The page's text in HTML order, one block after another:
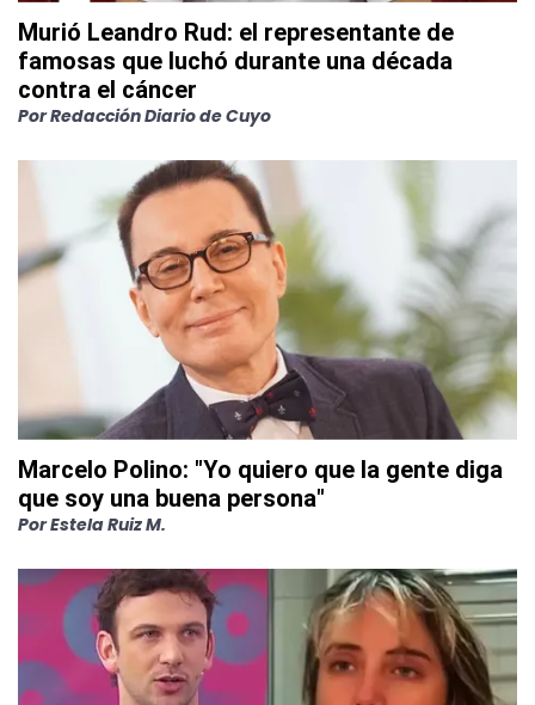
Murió Leandro Rud: el representante de
famosas que luchó durante una década
contra el cáncer
PorRedacción Diario de Cuyo
Marcelo Polino: "Yo quiero que la gente diga
que soy una buena persona"
PorEstela Ruiz M.